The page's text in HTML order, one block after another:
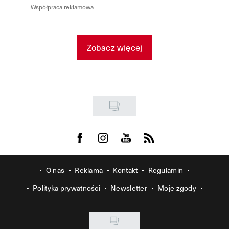
Współpraca reklamowa
Zobacz więcej
Visit us on Facebook
Visit us on Instagram
Visit us on Youtube
Visit us on Rss
O nas Reklama Kontakt
Regulamin
Polityka prywatności
Newsletter Moje zgody